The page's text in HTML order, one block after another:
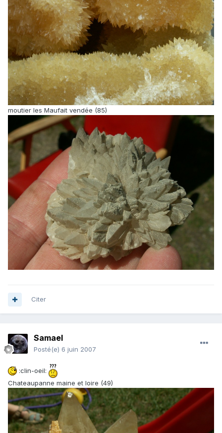
moutier les Maufait vendée (85)
Citer
Samael
Posté(e) 6 juin 2007
:clin-oeil:
Chateaupanne maine et loire (49)